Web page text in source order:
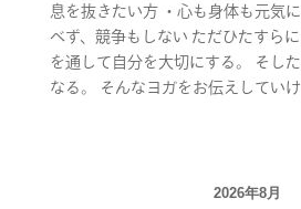
息を抜きたい方 ・心も身体も元気
べず、競争もしない ただひたすら
を通して自分を大切にする。 そし
なる。 そんなヨガをお伝えしてい
2026年8月